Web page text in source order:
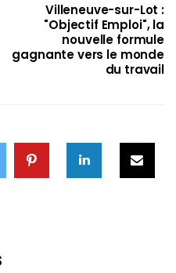
Villeneuve-sur-Lot :
"Objectif Emploi", la
nouvelle formule
gagnante vers le monde
du travail